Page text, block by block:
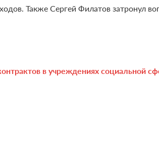
Также Сергей Филатов затронул
в учреждениях социальной